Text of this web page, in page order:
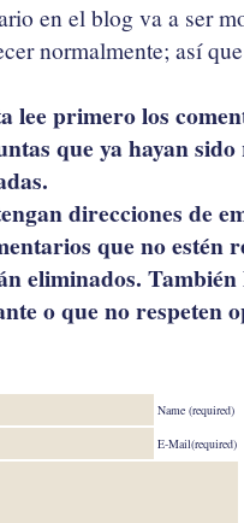
en el blog va a ser
normalmente; así
lee primero los
que ya hayan
direcciones de
que no estén
eliminados.
o que no respeten
Name (required)
E-Mail(required)